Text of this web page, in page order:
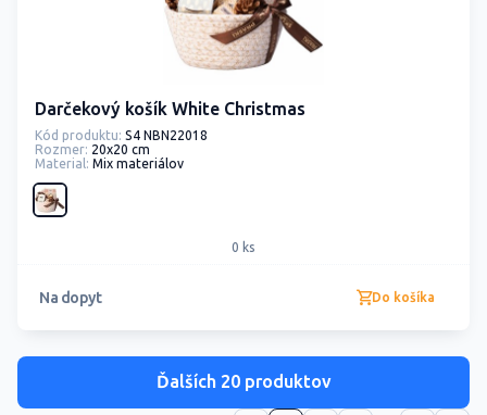
Darčekový košík White Christmas
Kód produktu: S4 NBN22018
Rozmer: 20x20 cm
Material: Mix materiálov
0 ks
Na dopyt Do košíka
Ďalších 20 produktov